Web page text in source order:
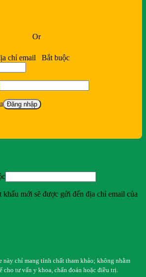
Or
chỉ email Bắt buộc
Đăng nhập
khẩu mới sẽ được gửi đến địa chỉ email của
này chỉ mang tính chất tham khảo; không nhằm
cho tư vấn y khoa, chẩn đoán hoặc điều trị.